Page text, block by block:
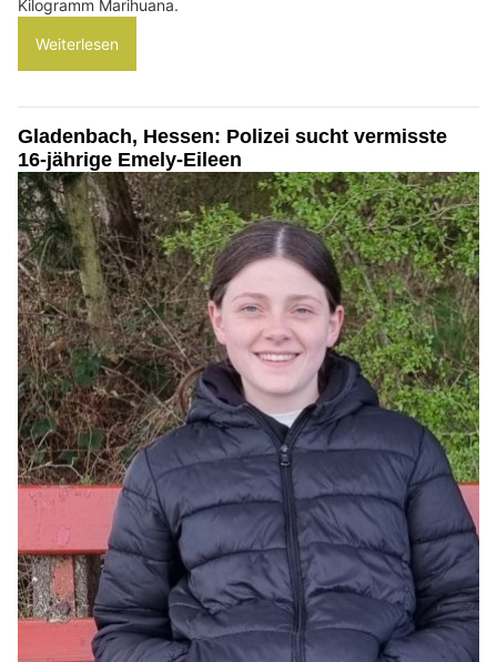
Kilogramm Marihuana.
Weiterlesen
Gladenbach, Hessen: Polizei sucht vermisste
16-jährige Emely-Eileen